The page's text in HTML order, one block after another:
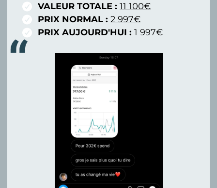
VALEUR TOTALE : 11 100€
PRIX NORMAL : 2 997€
PRIX AUJOURD'HUI : 1 997€